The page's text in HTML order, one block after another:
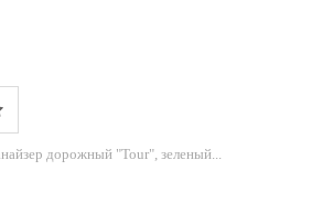
дорожный "Tour", зеленый...